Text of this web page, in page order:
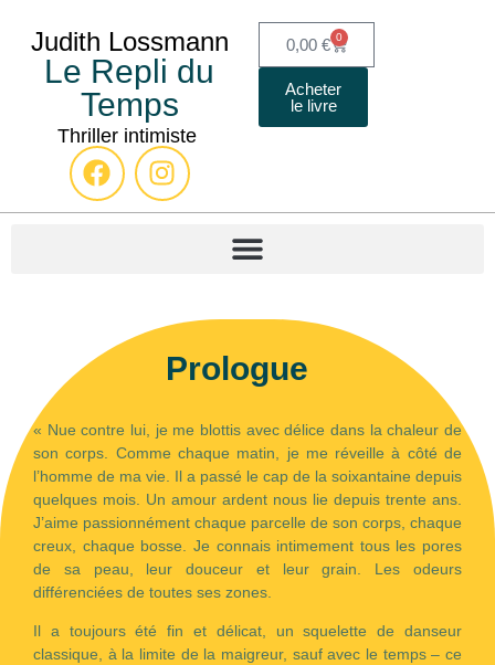
Judith Lossmann
Le Repli du
Temps
Thriller intimiste
0,00 € 0
Acheter
le livre
Prologue
« Nue contre lui, je me blottis avec délice dans la chaleur de
son corps. Comme chaque matin, je me réveille à côté de
l’homme de ma vie. Il a passé le cap de la soixantaine depuis
quelques mois. Un amour ardent nous lie depuis trente ans.
J’aime passionnément chaque parcelle de son corps, chaque
creux, chaque bosse. Je connais intimement tous les pores
de sa peau, leur douceur et leur grain. Les odeurs
différenciées de toutes ses zones.
Il a toujours été fin et délicat, un squelette de danseur
classique, à la limite de la maigreur, sauf avec le temps – ce